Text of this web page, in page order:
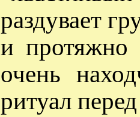
раздувает
и протяжно
очень
ритуал